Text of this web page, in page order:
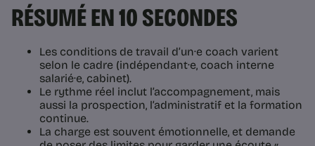
RÉSUMÉ EN 10 SECONDES
Les conditions de travail d’un·e coach varient
selon le cadre (indépendant·e, coach interne
salarié·e, cabinet).
Le rythme réel inclut l’accompagnement, mais
aussi la prospection, l’administratif et la formation
continue.
La charge est souvent émotionnelle, et demande